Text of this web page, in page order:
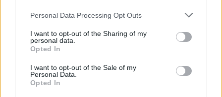
Please note that this website/app uses one or more Google
not limited to your visit or usage behaviour. You may click to
grant or deny consent to Google and its third-party tags to
use your data for below specified purposes in below Google
consent section.
Personal Data Processing Opt Outs
I want to opt-out of the Sharing of my
personal data.
Opted In
I want to opt-out of the Sale of my
Personal Data.
Opted In
Κωνσταντίνος Αργυρός και Αλεξάνδρα
Νίκα κάνουν διακοπές με πολυτελές γιοτ
με τα δύο παιδιά τους
Η Άννα Βίσση ξετρελάθηκε με μπάντα που
έπαιζε Τσιτσάνη στο Φισκάρδο και τους